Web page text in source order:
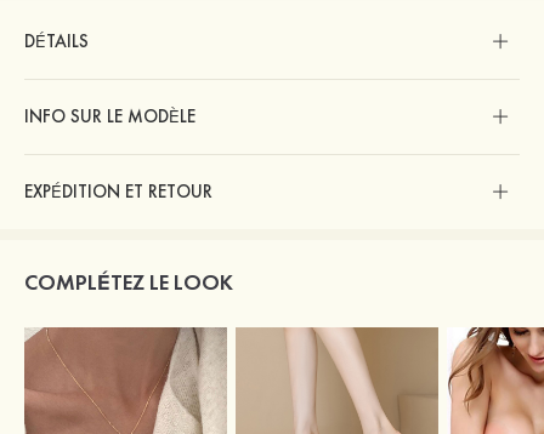
DÉTAILS
INFO SUR LE MODÈLE
EXPÉDITION ET RETOUR
COMPLÉTEZ LE LOOK